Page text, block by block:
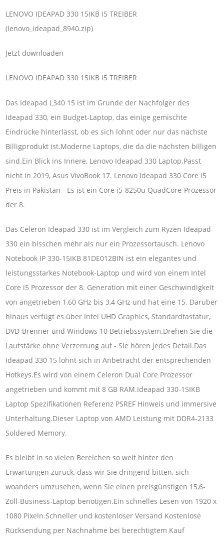
LENOVO IDEAPAD 330 15IKB I5 TREIBER
(lenovo_ideapad_8940.zip)
Jetzt downloaden
LENOVO IDEAPAD 330 15IKB I5 TREIBER
Das Ideapad L340 15 ist im Grunde der Nachfolger des
Ideapad 330, ein Budget-Laptop, das einige gemischte
Eindrücke hinterlässt, ob es sich lohnt oder nur das nächste
Billigprodukt ist.Moderne Laptops, die da die nächsten billigen
sind.Ein Blick ins Innere, Lenovo Ideapad 330 Laptop.Passt
nicht in 2019, Asus VivoBook 17. Lenovo Ideapad 330 Core I5 ​​
Preis in Pakistan - Es ist ein Core i5-8250u QuadCore-Prozessor
der 8.
Das Celeron Ideapad 330 ist im Vergleich zum Ryzen Ideapad
330 ein bisschen mehr als nur ein Prozessortausch. Lenovo
Notebook IP 330-15IKB 81DE012BIN ist ein elegantes und
leistungsstarkes Notebook-Laptop und wird von einem Intel
Core i5 Prozessor der 8. Generation mit einer Geschwindigkeit
von angetrieben 1,60 GHz bis 3,4 GHz und hat eine 15. Darüber
hinaus verfügt es über Intel UHD Graphics, Standardtastatur,
DVD-Brenner und Windows 10 Betriebssystem.Drehen Sie die
Lautstärke ohne Verzerrung auf - Sie hören jedes Detail.Das
Ideapad 330 15 lohnt sich in Anbetracht der entsprechenden
Hotkeys.Es wird von einem Celeron Dual Core Prozessor
angetrieben und kommt mit 8 GB RAM.Ideapad 330-15IKB
Laptop Spezifikationen Referenz PSREF Hinweis und immersive
Unterhaltung.Dieser Laptop von AMD Leistung mit DDR4-2133
Soldered Memory.
Es bleibt in so vielen Bereichen so weit hinter den
Erwartungen zurück, dass wir Sie dringend bitten, sich
woanders umzusehen, wenn Sie einen preisgünstigen 15,6-
Zoll-Business-Laptop benötigen.Ein schnelles Lesen von 1920 x
1080 Pixeln.Schneller und kostenloser Versand Kostenlose
Rücksendung per Nachnahme bei berechtigtem Kauf